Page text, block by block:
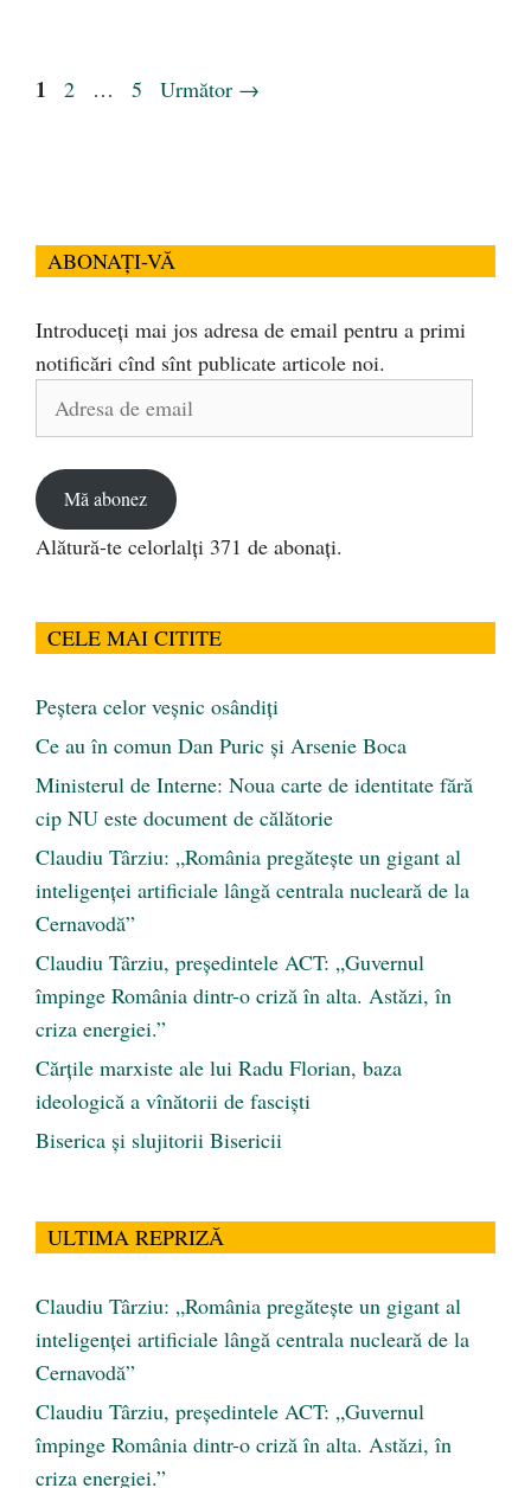
Pagina
1 Pagina
2 … Pagina
5 Următor →
ABONAȚI-VĂ
Introduceți mai jos adresa de email pentru a primi
notificări cînd sînt publicate articole noi.
Mă abonez
Alătură-te celorlalți 371 de abonați.
CELE MAI CITITE
Peştera celor veşnic osândiţi
Ce au în comun Dan Puric şi Arsenie Boca
Ministerul de Interne: Noua carte de identitate fără
cip NU este document de călătorie
Claudiu Târziu: „România pregătește un gigant al
inteligenței artificiale lângă centrala nucleară de la
Cernavodă”
Claudiu Târziu, președintele ACT: „Guvernul
împinge România dintr-o criză în alta. Astăzi, în
criza energiei.”
Cărţile marxiste ale lui Radu Florian, baza
ideologică a vînătorii de fascişti
Biserica și slujitorii Bisericii
ULTIMA REPRIZĂ
Claudiu Târziu: „România pregătește un gigant al
inteligenței artificiale lângă centrala nucleară de la
Cernavodă”
Claudiu Târziu, președintele ACT: „Guvernul
împinge România dintr-o criză în alta. Astăzi, în
criza energiei.”